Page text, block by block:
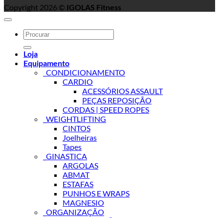
Copyright 2026 © IGOLAS Fitness
Search
for:
Loja
Equipamento
_CONDICIONAMENTO
CARDIO
ACESSÓRIOS ASSAULT
PEÇAS REPOSIÇÃO
CORDAS | SPEED ROPES
_WEIGHTLIFTING
CINTOS
Joelheiras
Tapes
_GINASTICA
ARGOLAS
ABMAT
ESTAFAS
PUNHOS E WRAPS
MAGNESIO
_ORGANIZAÇÃO